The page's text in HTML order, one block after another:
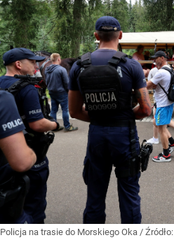
Policja na trasie do Morskiego Oka / Źródło: